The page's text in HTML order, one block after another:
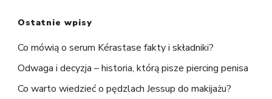
Ostatnie wpisy
Co mówią o serum Kérastase fakty i składniki?
Odwaga i decyzja – historia, którą pisze piercing penisa
Co warto wiedzieć o pędzlach Jessup do makijażu?